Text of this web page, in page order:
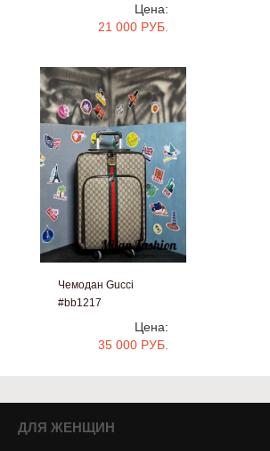
Цена:
21 000 РУБ.
Чемодан Gucci
#bb1217
Цена:
35 000 РУБ.
ДЛЯ ЖЕНЩИН